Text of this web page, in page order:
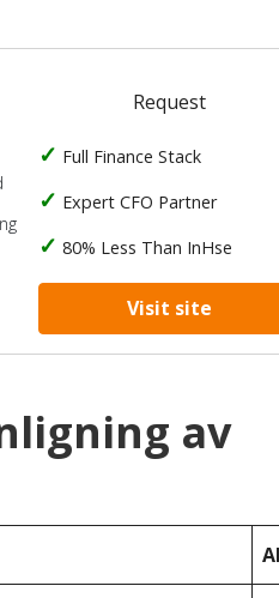
Request
Full Finance Stack
Expert CFO Partner
80% Less Than InHse
Visit site
av